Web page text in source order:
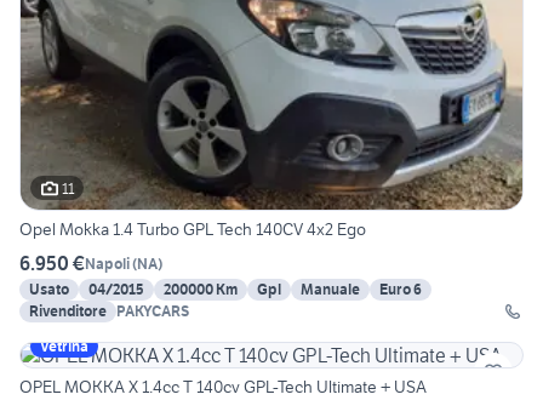
11
Opel Mokka 1.4 Turbo GPL Tech 140CV 4x2 Ego
6.950 €Napoli(NA)
Usato
04/2015 200000 Km Gpl Manuale
Euro 6
Rivenditore PAKYCARS
Vetrina
OPEL MOKKA X 1.4cc T 140cv GPL-Tech Ultimate + USA